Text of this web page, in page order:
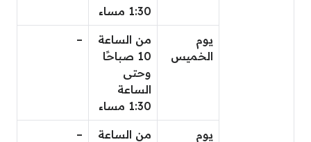
1:30 مساء
يوم
الخميس
من الساعة
10 صباحًا
وحتى
الساعة
1:30 مساء
–
يوم
من الساعة
–